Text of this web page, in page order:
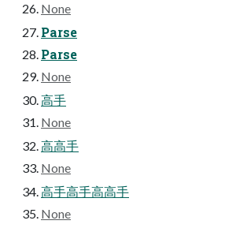
None
Parse
Parse
None
高手
None
高高手
None
高手高手高高手
None